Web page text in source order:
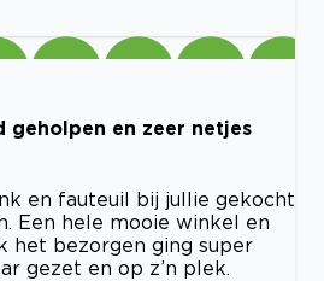
geholpen en zeer netjes
en fauteuil bij jullie gekocht
Een hele mooie winkel en
het bezorgen ging super
gezet en op z’n plek.